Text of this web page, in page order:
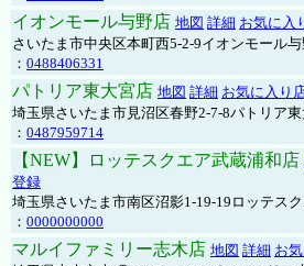
イオンモール与野店 地図 詳細 お気に入
さいたま市中央区本町西5-2-9イオンモール
： 0488406331
パトリア東大宮店 地図 詳細 お気に入り
埼玉県さいたま市見沼区春野2-7-8パトリア
： 0487959714
【NEW】ロッテスクエア武蔵浦和店
登録
埼玉県さいたま市南区沼影1-19-19ロッテス
： 0000000000
マルイファミリー志木店 地図 詳細 お